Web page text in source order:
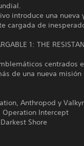
introduce una
cargada de
1: THE
centrados
de una nueva
Anthropod y
Operation Intercept
Shore